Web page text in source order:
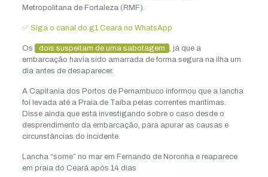
Metropolitana de Fortaleza (RMF).
✅ Siga o canal do g1 Ceará no WhatsApp
Os dois suspeitam de uma sabotagem , já que a
embarcação havia sido amarrada de forma segura na ilha um
dia antes de desaparecer.
A Capitania dos Portos de Pernambuco informou que a lancha
foi levada até a Praia de Taíba pelas correntes marítimas.
Disse ainda que está investigando sobre o caso desde o
desprendimento da embarcação, para apurar as causas e
circunstâncias do incidente.
Lancha “some” no mar em Fernando de Noronha e reaparece
em praia do Ceará após 14 dias